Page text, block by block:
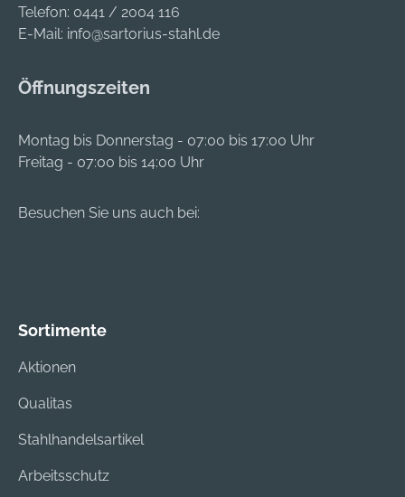
Telefon: 0441 / 2004 116
E-Mail: info@sartorius-stahl.de
Öffnungszeiten
Montag bis Donnerstag - 07:00 bis 17:00 Uhr
Freitag - 07:00 bis 14:00 Uhr
Besuchen Sie uns auch bei:
Sortimente
Aktionen
Qualitas
Stahlhandelsartikel
Arbeitsschutz